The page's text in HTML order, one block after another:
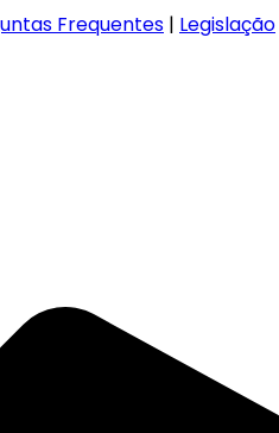
Frequentes | Legislação